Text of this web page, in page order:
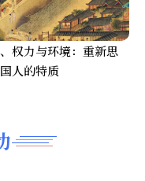
权力与环境：重新思
人的特质